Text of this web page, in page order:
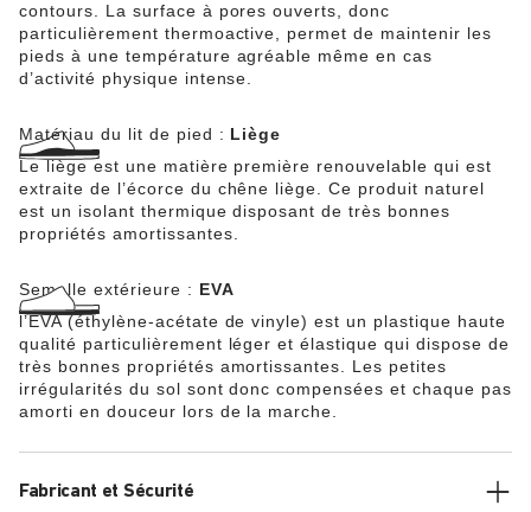
contours. La surface à pores ouverts, donc
particulièrement thermoactive, permet de maintenir les
pieds à une température agréable même en cas
d’activité physique intense.
Matériau du lit de pied : Liège
Le liège est une matière première renouvelable qui est
extraite de l’écorce du chêne liège. Ce produit naturel
est un isolant thermique disposant de très bonnes
propriétés amortissantes.
Semelle extérieure : EVA
l’EVA (éthylène-acétate de vinyle) est un plastique haute
qualité particulièrement léger et élastique qui dispose de
très bonnes propriétés amortissantes. Les petites
irrégularités du sol sont donc compensées et chaque pas
amorti en douceur lors de la marche.
Fabricant et Sécurité